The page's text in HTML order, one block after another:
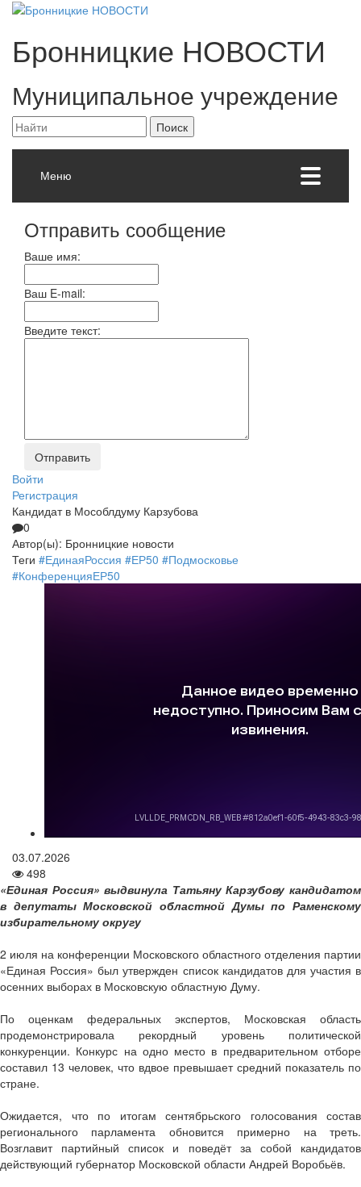
Бронницкие НОВОСТИ
Муниципальное учреждение
Меню
Отправить сообщение
Ваше имя:
Ваш E-mail:
Введите текст:
Войти
Регистрация
Кандидат в Мособлдуму Карзубова
0
Автор(ы): Бронницкие новости
Теги #ЕдинаяРоссия #ЕР50 #Подмосковье
#КонференцияЕР50
03.07.2026
498
«Единая Россия» выдвинула Татьяну Карзубову кандидатом
в депутаты Московской областной Думы по Раменскому
избирательному округу
2 июля на конференции Московского областного отделения партии
«Единая Россия» был утвержден список кандидатов для участия в
осенних выборах в Московскую областную Думу.
По оценкам федеральных экспертов, Московская область
продемонстрировала рекордный уровень политической
конкуренции. Конкурс на одно место в предварительном отборе
составил 13 человек, что вдвое превышает средний показатель по
стране.
Ожидается, что по итогам сентябрьского голосования состав
регионального парламента обновится примерно на треть.
Возглавит партийный список и поведёт за собой кандидатов
действующий губернатор Московской области Андрей Воробьёв.